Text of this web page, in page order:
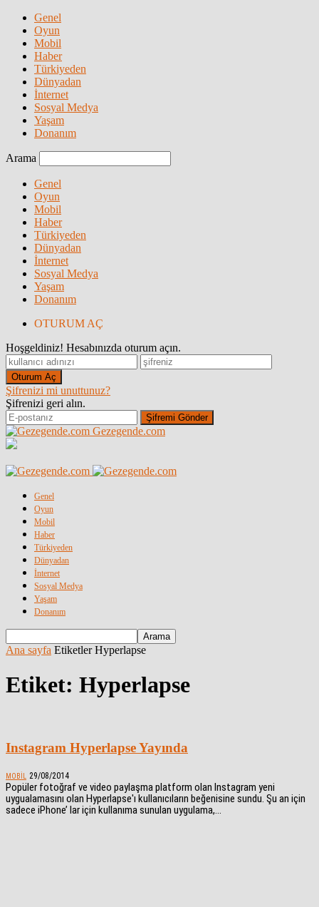
Genel
Oyun
Mobil
Haber
Türkiyeden
Dünyadan
İnternet
Sosyal Medya
Yaşam
Donanım
Arama
Genel
Oyun
Mobil
Haber
Türkiyeden
Dünyadan
İnternet
Sosyal Medya
Yaşam
Donanım
OTURUM AÇ
Hoşgeldiniz! Hesabınızda oturum açın.
Şifrenizi mi unuttunuz?
Şifrenizi geri alın.
Gezegende.com
Genel
Oyun
Mobil
Haber
Türkiyeden
Dünyadan
İnternet
Sosyal Medya
Yaşam
Donanım
Ana sayfa Etiketler Hyperlapse
Etiket: Hyperlapse
Instagram Hyperlapse Yayında
MOBIL 29/08/2014
Popüler fotoğraf ve video paylaşma platform olan Instagram yeni
uygualamasını olan Hyperlapse'ı kullanıcıların beğenisine sundu. Şu an için
sadece iPhone’ lar için kullanıma sunulan uygulama,...